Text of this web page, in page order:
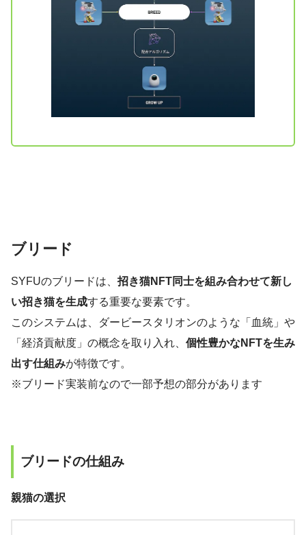
ブリード
SYFUのブリードは、 招き猫NFT同士を組み合わせて新し
い招き猫を生成する重要な要素です。
このシステムは、ダービースタリオンのような「血統」や
「経済貢献度」の概念を取り入れ、 個性豊かなNFTを生み
出す仕組みが特徴です。
※ブリード実装前なので一部予想の部分があります
ブリードの仕組み
親猫の選択